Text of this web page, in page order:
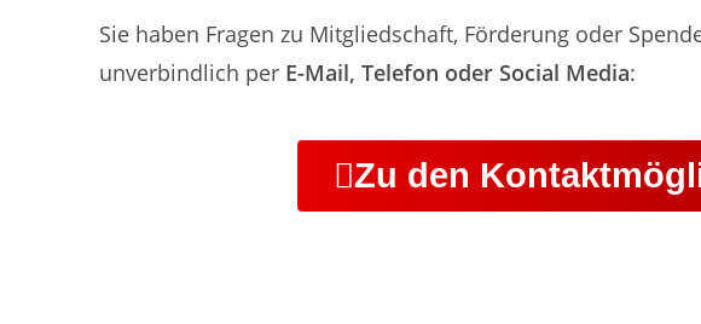
Sie haben Fragen zu Mitgliedschaft, Förderung oder
unverbindlich per E-Mail, Telefon oder Social Media:
Zu den